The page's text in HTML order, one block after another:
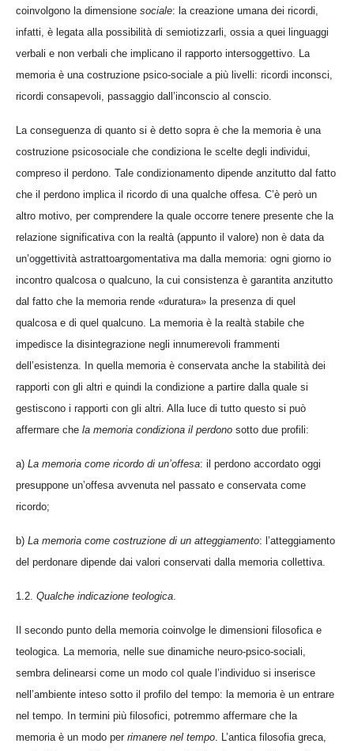
coinvolgono la dimensione sociale: la creazione umana dei ricordi,
infatti, è legata alla possibilità di semiotizzarli, ossia a quei linguaggi
verbali e non verbali che implicano il rapporto intersoggettivo. La
memoria è una costruzione psico-sociale a più livelli: ricordi inconsci,
ricordi consapevoli, passaggio dall’inconscio al conscio.
La conseguenza di quanto si è detto sopra è che la memoria è una
costruzione psicosociale che condiziona le scelte degli individui,
compreso il perdono. Tale condizionamento dipende anzitutto dal fatto
che il perdono implica il ricordo di una qualche offesa. C’è però un
altro motivo, per comprendere la quale occorre tenere presente che la
relazione significativa con la realtà (appunto il valore) non è data da
un’oggettività astrattoargomentativa ma dalla memoria: ogni giorno io
incontro qualcosa o qualcuno, la cui consistenza è garantita anzitutto
dal fatto che la memoria rende «duratura» la presenza di quel
qualcosa e di quel qualcuno. La memoria è la realtà stabile che
impedisce la disintegrazione negli innumerevoli frammenti
dell’esistenza. In quella memoria è conservata anche la stabilità dei
rapporti con gli altri e quindi la condizione a partire dalla quale si
gestiscono i rapporti con gli altri. Alla luce di tutto questo si può
affermare che la memoria condiziona il perdono sotto due profili:
a) La memoria come ricordo di un’offesa: il perdono accordato oggi
presuppone un’offesa avvenuta nel passato e conservata come
ricordo;
b) La memoria come costruzione di un atteggiamento: l’atteggiamento
del perdonare dipende dai valori conservati dalla memoria collettiva.
1.2. Qualche indicazione teologica
Il secondo punto della memoria coinvolge le dimensioni filosofica e
teologica. La memoria, nelle sue dinamiche neuro-psico-sociali,
sembra delinearsi come un modo col quale l’individuo si inserisce
nell’ambiente inteso sotto il profilo del tempo: la memoria è un entrare
nel tempo. In termini più filosofici, potremmo affermare che la
memoria è un modo per rimanere nel tempo . L’antica filosofia greca,